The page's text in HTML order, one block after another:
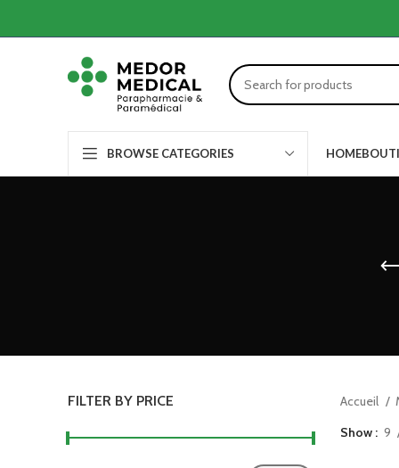
BROWSE CATEGORIES HOME
FILTER BY PRICE Accueil
Show
9